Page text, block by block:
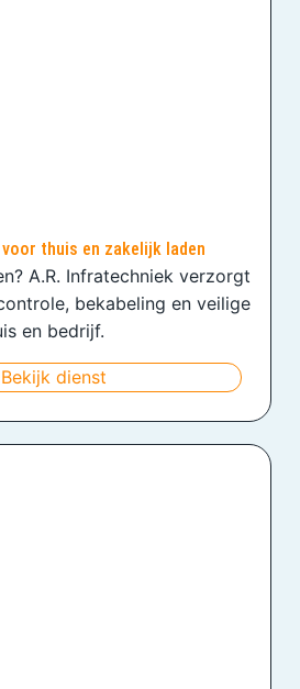
thuis en zakelijk laden
A.R. Infratechniek verzorgt
bekabeling en veilige
en bedrijf.
Bekijk dienst